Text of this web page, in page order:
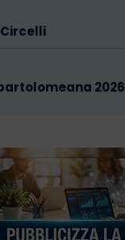
2026